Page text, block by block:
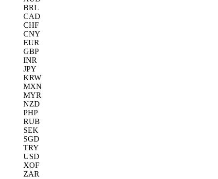
BRL
CAD
CHF
CNY
EUR
GBP
INR
JPY
KRW
MXN
MYR
NZD
PHP
RUB
SEK
SGD
TRY
USD
XOF
ZAR